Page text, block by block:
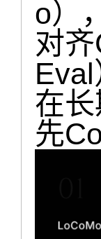
o）
对
在
先